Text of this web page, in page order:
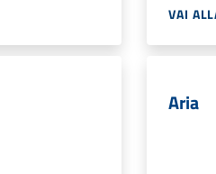
VAI
Aria